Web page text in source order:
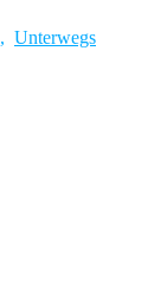
, Unterwegs